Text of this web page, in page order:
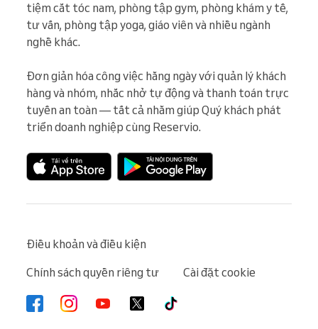
tiệm cắt tóc nam, phòng tập gym, phòng khám y tế,
tư vấn, phòng tập yoga, giáo viên và nhiều ngành
nghề khác.
Đơn giản hóa công việc hằng ngày với quản lý khách
hàng và nhóm, nhắc nhở tự động và thanh toán trực
tuyến an toàn — tất cả nhằm giúp Quý khách phát
triển doanh nghiệp cùng Reservio.
Điều khoản và điều kiện
Chính sách quyền riêng tư
Cài đặt cookie